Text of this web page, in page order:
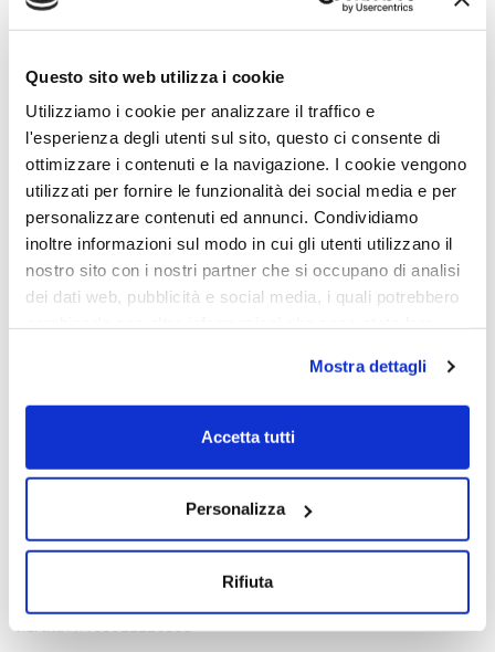
Questo sito web utilizza i cookie
Utilizziamo i cookie per analizzare il traffico e
l'esperienza degli utenti sul sito, questo ci consente di
ottimizzare i contenuti e la navigazione. I cookie vengono
utilizzati per fornire le funzionalità dei social media e per
personalizzare contenuti ed annunci. Condividiamo
inoltre informazioni sul modo in cui gli utenti utilizzano il
nostro sito con i nostri partner che si occupano di analisi
dei dati web, pubblicità e social media, i quali potrebbero
Chiudendo il banner con la X oppure cliccando su Rifiuta
la navigazione proseguirà in assenza di cookie diversi da
Mostra dettagli
Accetta tutti
Personalizza
Rifiuta
Cybersecurity: il 40% delle
aziende non ha i requisiti minimi
per essere assicurata
CONTINUE READING
Contatti
Viale Venezia, 100 - 33100 Udine
T. +39 0432 163 8865